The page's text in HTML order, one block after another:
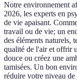
Notre environnement
2026, les experts en
de vie apaisant.
travail ou de vie; un
des éléments naturels,
qualité de l'air et offrir
douce ou créez une
tamisées. Un bon
réduire votre niveau de